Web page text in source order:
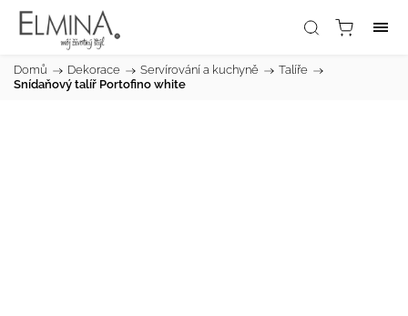
Domů / Dekorace / Servírování a kuchyně / Talíře /
Snídaňový talíř Portofino white